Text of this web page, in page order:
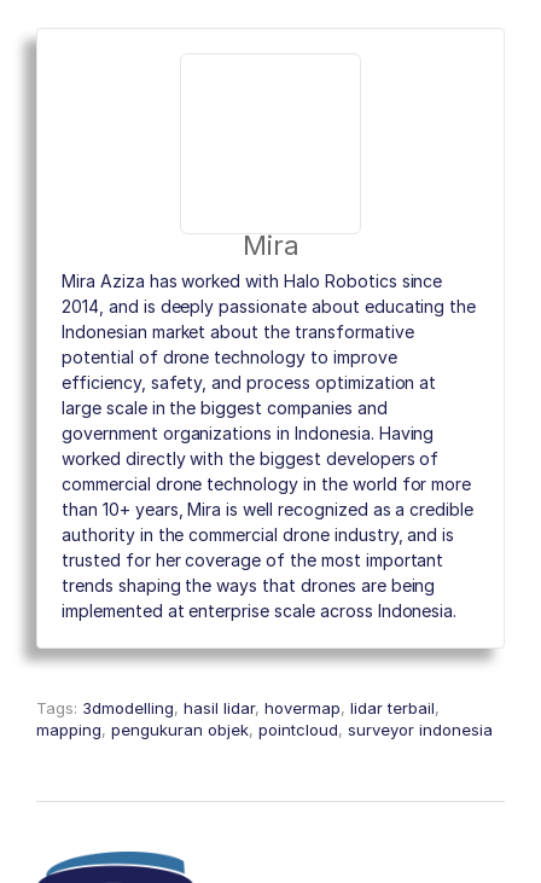
Mira
Mira Aziza has worked with Halo Robotics since
2014, and is deeply passionate about educating the
Indonesian market about the transformative
potential of drone technology to improve
efficiency, safety, and process optimization at
large scale in the biggest companies and
government organizations in Indonesia. Having
worked directly with the biggest developers of
commercial drone technology in the world for more
than 10+ years, Mira is well recognized as a credible
authority in the commercial drone industry, and is
trusted for her coverage of the most important
trends shaping the ways that drones are being
implemented at enterprise scale across Indonesia.
Tags: 3dmodelling, hasil lidar, hovermap, lidar terbail,
mapping, pengukuran objek, pointcloud, surveyor indonesia